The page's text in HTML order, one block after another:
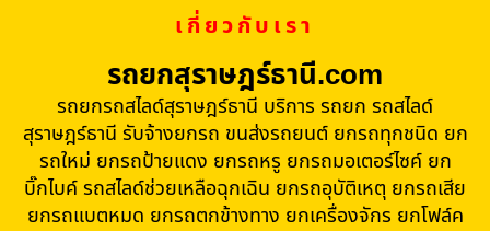
เกี่ยวกับเรา
รถยกสุราษฎร์ธานี.com
รถยกรถสไลด์สุราษฎร์ธานี บริการ รถยก รถสไลด์
สุราษฎร์ธานี รับจ้างยกรถ ขนส่งรถยนต์ ยกรถทุกชนิด ยก
รถใหม่ ยกรถป้ายแดง ยกรถหรู ยกรถมอเตอร์ไซค์ ยก
บิ๊กไบค์ รถสไลด์ช่วยเหลือฉุกเฉิน ยกรถอุบัติเหตุ ยกรถเสีย
ยกรถแบตหมด ยกรถตกข้างทาง ยกเครื่องจักร ยกโฟล์ค